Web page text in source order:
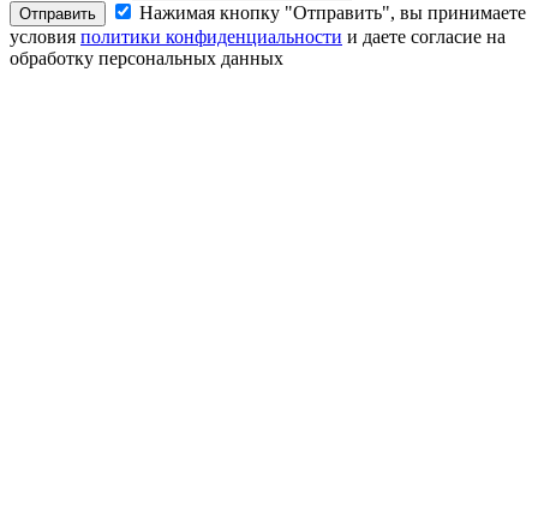
Отправить
Нажимая кнопку "Отправить", вы принимаете
условия политики конфиденциальности и даете согласие на
обработку персональных данных